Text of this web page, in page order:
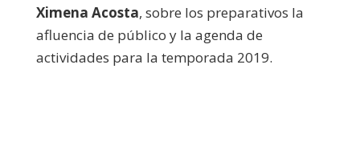
Ximena Acosta, sobre los preparativos la
afluencia de público y la agenda de
actividades para la temporada 2019.